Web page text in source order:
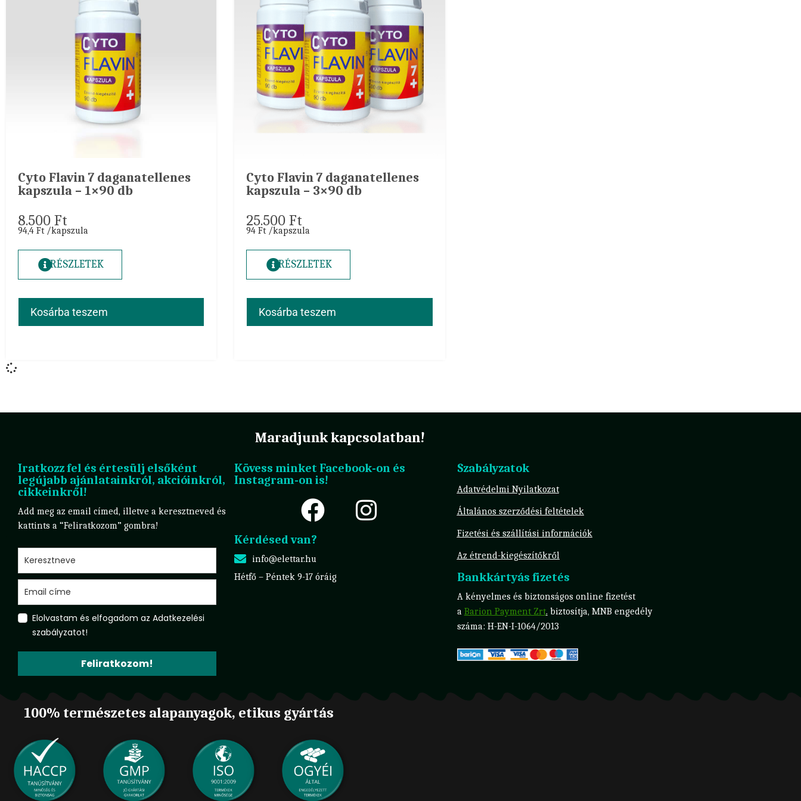
Cyto Flavin 7 daganatellenes
kapszula – 1×90 db
8.500 Ft
94,4 Ft /kapszula
RÉSZLETEK
Kosárba teszem
Cyto Flavin 7 daganatellenes
kapszula – 3×90 db
25.500Ft
94 Ft /kapszula
RÉSZLETEK
Kosárba teszem
Maradjunk kapcsolatban!
Iratkozz fel és értesülj elsőként
legújabb ajánlatainkról, akcióinkról,
cikkeinkről!
Add meg az email címed, illetve a keresztneved és
kattints a “Feliratkozom” gombra!
Elolvastam és elfogadom az Adatkezelési
szabályzatot!
Feliratkozom!
Kövess minket Facebook-on és
Instagram-on is!
Kérdésed van?
info@elettar.hu
Hétfő – Péntek 9-17 óráig
Szabályzatok
Adatvédelmi Nyilatkozat
Általános szerződési feltételek
Fizetési és szállítási információk
Az étrend-kiegészítőkről
Bankkártyás fizetés
A kényelmes és biztonságos online fizetést
a Barion Payment Zrt. biztosítja, MNB engedély
száma: H-EN-I-1064/2013
100% természetes alapanyagok, etikus gyártás